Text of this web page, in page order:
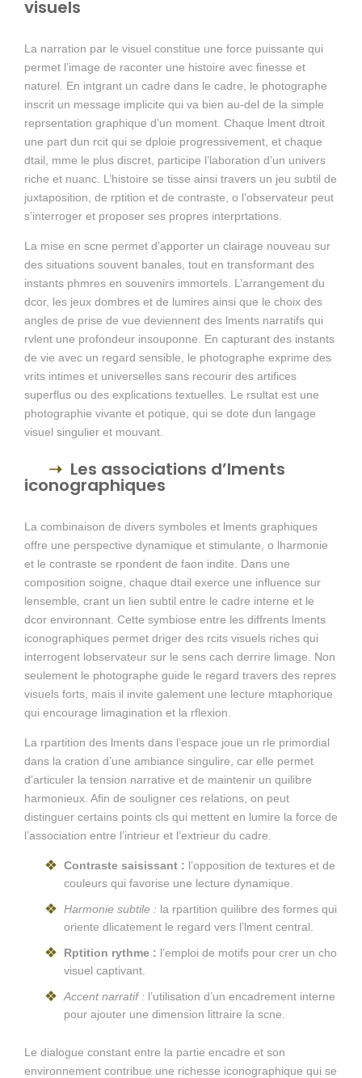
visuels
La narration par le visuel constitue une force puissante qui
permet l’image de raconter une histoire avec finesse et
naturel. En intgrant un cadre dans le cadre, le photographe
inscrit un message implicite qui va bien au-del de la simple
reprsentation graphique d’un moment. Chaque lment dtroit
une part dun rcit qui se dploie progressivement, et chaque
dtail, mme le plus discret, participe l’laboration d’un univers
riche et nuanc. L’histoire se tisse ainsi travers un jeu subtil de
juxtaposition, de rptition et de contraste, o l’observateur peut
s’interroger et proposer ses propres interprtations.
La mise en scne permet d’apporter un clairage nouveau sur
des situations souvent banales, tout en transformant des
instants phmres en souvenirs immortels. L’arrangement du
dcor, les jeux dombres et de lumires ainsi que le choix des
angles de prise de vue deviennent des lments narratifs qui
rvlent une profondeur insouponne. En capturant des instants
de vie avec un regard sensible, le photographe exprime des
vrits intimes et universelles sans recourir des artifices
superflus ou des explications textuelles. Le rsultat est une
photographie vivante et potique, qui se dote dun langage
visuel singulier et mouvant.
Les associations d’lments
iconographiques
La combinaison de divers symboles et lments graphiques
offre une perspective dynamique et stimulante, o lharmonie
et le contraste se rpondent de faon indite. Dans une
composition soigne, chaque dtail exerce une influence sur
lensemble, crant un lien subtil entre le cadre interne et le
dcor environnant. Cette symbiose entre les diffrents lments
iconographiques permet driger des rcits visuels riches qui
interrogent lobservateur sur le sens cach derrire limage. Non
seulement le photographe guide le regard travers des repres
visuels forts, mais il invite galement une lecture mtaphorique
qui encourage limagination et la rflexion.
La rpartition des lments dans l’espace joue un rle primordial
dans la cration d’une ambiance singulire, car elle permet
d’articuler la tension narrative et de maintenir un quilibre
harmonieux. Afin de souligner ces relations, on peut
distinguer certains points cls qui mettent en lumire la force de
l’association entre l’intrieur et l’extrieur du cadre.
Contraste saisissant : l’opposition de textures et de
couleurs qui favorise une lecture dynamique.
Harmonie subtile : la rpartition quilibre des formes qui
oriente dlicatement le regard vers l’lment central.
Rptition rythme : l’emploi de motifs pour crer un cho
visuel captivant.
Accent narratif : l’utilisation d’un encadrement interne
pour ajouter une dimension littraire la scne.
Le dialogue constant entre la partie encadre et son
environnement contribue une richesse iconographique qui se